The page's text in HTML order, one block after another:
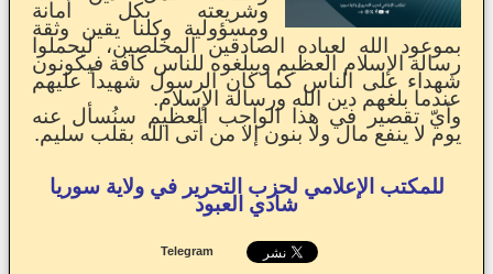
وشريعته بكل أمانة
ومسؤولية وكلنا يقين وثقة
بموعود الله لعباده الصادقين المخلصين، ليحملوا
رسالة الإسلام العظيم ويبلغوه للناس كافة فيكونون
شهداء على الناس كما كان الرسول شهيداً عليهم
عندما بلغهم دين الله ورسالة الإسلام.
وأيّ تقصير في هذا الواجب العظيم سنُسأل عنه
يوم لا ينفع مال ولا بنون إلا من أتى الله بقلب سليم.
للمكتب الإعلامي لحزب التحرير في ولاية سوريا
شادي العبود
Telegram